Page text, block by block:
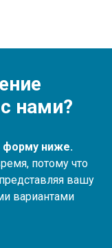
нами?
форму ниже.
потому что
вашу
вариантами